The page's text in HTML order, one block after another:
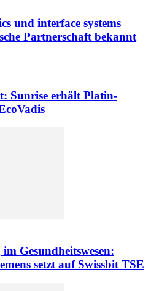
und interface systems
Partnerschaft bekannt
Sunrise erhält Platin-
Gesundheitswesen:
setzt auf Swissbit TSE